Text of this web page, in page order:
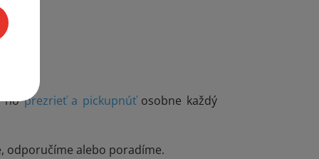
hoprezrieť a pickupnúťosobne každý
odporučíme alebo poradíme.